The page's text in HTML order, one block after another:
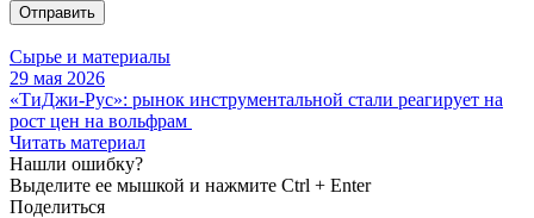
Отправить
Сырье и материалы
29 мая 2026
«ТиДжи-Рус»: рынок инструментальной стали реагирует на
рост цен на вольфрам
Читать материал
Нашли ошибку?
Выделите ее мышкой и нажмите Ctrl + Enter
Поделиться